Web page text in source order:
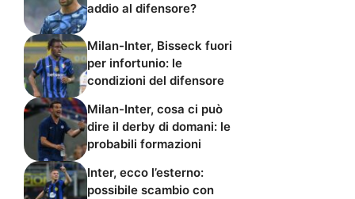
addio al difensore?
Milan-Inter, Bisseck fuori
per infortunio: le
condizioni del difensore
Milan-Inter, cosa ci può
dire il derby di domani: le
probabili formazioni
Inter, ecco l’esterno:
possibile scambio con